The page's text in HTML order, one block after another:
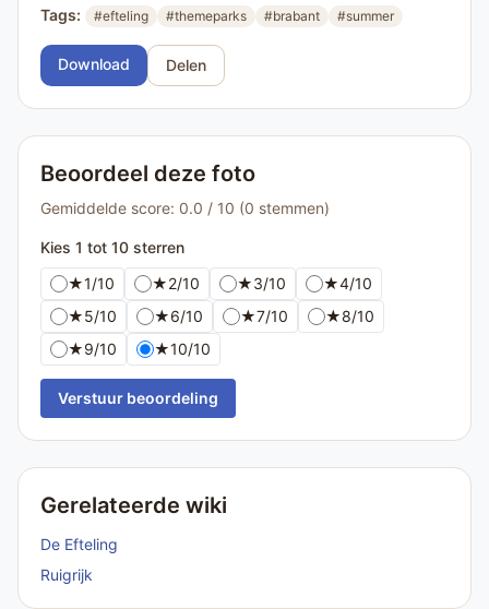
Tags:
#efteling #themeparks #brabant #summer
Download Delen
Beoordeel deze foto
Gemiddelde score: 0.0 / 10 (0 stemmen)
Kies 1 tot 10 sterren
★1/10 ★2/10 ★3/10 ★4/10
★5/10 ★6/10 ★7/10 ★8/10
★9/10 ★10/10
Verstuur beoordeling
Gerelateerde wiki
De Efteling
Ruigrijk